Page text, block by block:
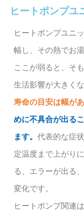
ヒートポンプユ
ヒートポンプユニ
幅し、その熱でお
ここが弱ると、そ
生活影響が大きくな
寿命の目安は幅が
めに不具合が出る
ます。代表的な症
定温度まで上がり
る、エラーが出る
変化です。
ヒートポンプ関連